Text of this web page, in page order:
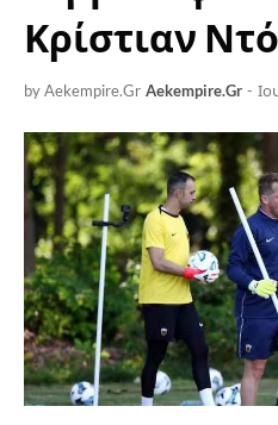
Κρίστιαν
by Aekempire.Gr Aekempire.Gr -